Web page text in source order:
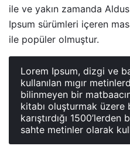
ile ve yakın zamanda
Ipsum sürümleri içeren
ile popüler olmuştur.
Lorem Ipsum, dizgi ve
kullanılan mıgır
bilinmeyen bir
kitabı oluşturmak üzere
karıştırdığı
sahte metinler olarak